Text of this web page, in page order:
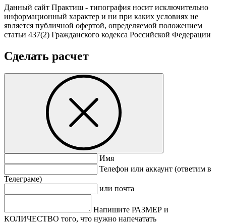
Данный сайт Практиш - типография носит исключительно
информационный характер и ни при каких условиях не
является публичной офертой, определяемой положением
статьи 437(2) Гражданского кодекса Российской Федерации
Сделать расчет
Имя
Телефон или аккаунт (ответим в
Телеграме)
или почта
Напишите РАЗМЕР и
КОЛИЧЕСТВО того, что нужно напечатать